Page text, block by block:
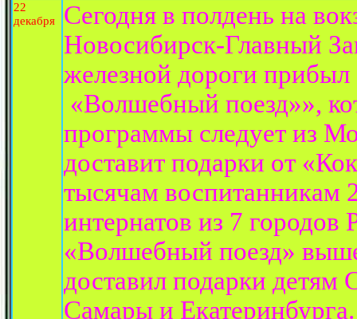
22
декабря
Сегодня в полдень на
Новосибирск-Главный
железной дороги
«Волшебный поезд»»,
программы следует из
доставит подарки от
тысячам воспитанникам
интернатов из 7
«Волшебный поезд»
доставил подарки детям
Самары и